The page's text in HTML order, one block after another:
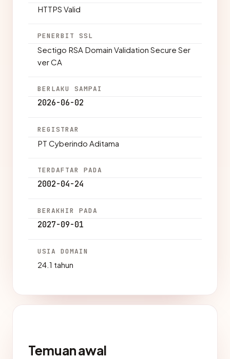
HTTPS Valid
PENERBIT SSL
Sectigo RSA Domain Validation Secure Ser
ver CA
BERLAKU SAMPAI
2026-06-02
REGISTRAR
PT Cyberindo Aditama
TERDAFTAR PADA
2002-04-24
BERAKHIR PADA
2027-09-01
USIA DOMAIN
24.1 tahun
Temuan awal